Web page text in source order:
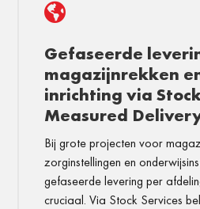

Gefaseerde
magazijnrekken
inrichting via
Measured
Bij grote projecten voor
zorginstellingen en
gefaseerde levering per
cruciaal. Via Stock Services